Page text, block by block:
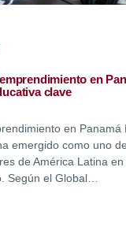
en
clave
en Panamá
emergido como uno
de América Latina
Según el Global…